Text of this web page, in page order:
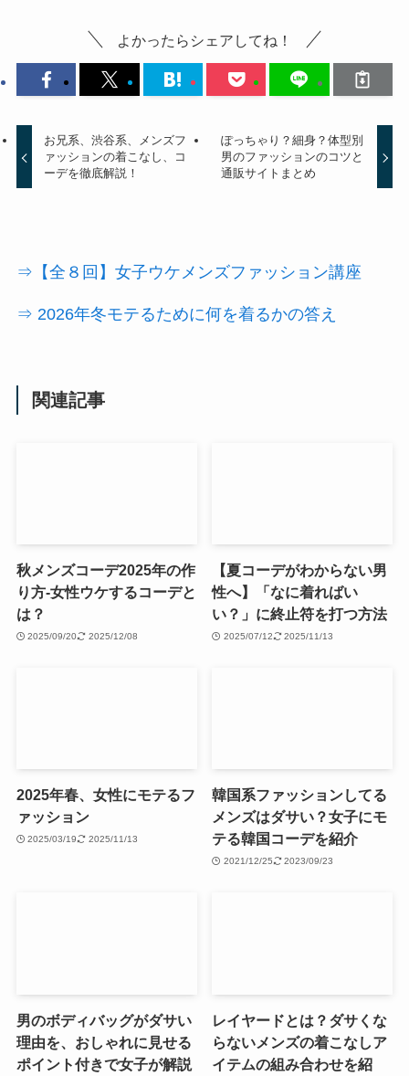
よかったらシェアしてね！
お兄系、渋谷系、メンズフ
ァッションの着こなし、コ
ーデを徹底解説！
ぽっちゃり？細身？体型別
男のファッションのコツと
通販サイトまとめ
⇒【全８回】女子ウケメンズファッション講座
⇒ 2026年冬モテるために何を着るかの答え
関連記事
秋メンズコーデ2025年の作
り方-女性ウケするコーデと
は？
2025/09/20 2025/12/08
【夏コーデがわからない男
性へ】「なに着ればい
い？」に終止符を打つ方法
2025/07/12 2025/11/13
2025年春、女性にモテるフ
ァッション
2025/03/19 2025/11/13
韓国系ファッションしてる
メンズはダサい？女子にモ
テる韓国コーデを紹介
2021/12/25 2023/09/23
男のボディバッグがダサい
理由を、おしゃれに見せる
ポイント付きで女子が解説
レイヤードとは？ダサくな
らないメンズの着こなしア
イテムの組み合わせを紹